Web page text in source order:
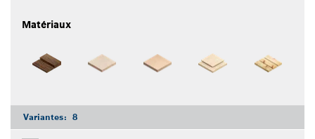
Matériaux
Variantes: 8